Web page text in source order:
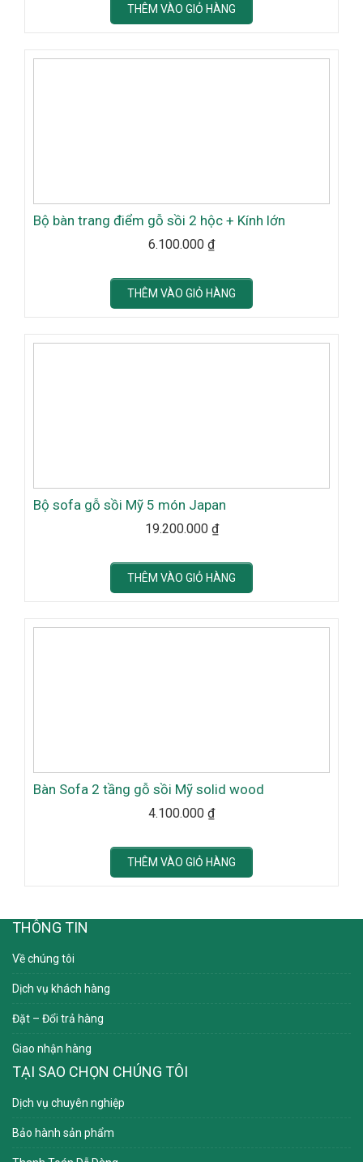
THÊM VÀO GIỎ HÀNG
Bộ bàn trang điểm gỗ sồi 2 hộc + Kính lớn
6.100.000 ₫
THÊM VÀO GIỎ HÀNG
Bộ sofa gỗ sồi Mỹ 5 món Japan
19.200.000 ₫
THÊM VÀO GIỎ HÀNG
Bàn Sofa 2 tầng gỗ sồi Mỹ solid wood
4.100.000 ₫
THÊM VÀO GIỎ HÀNG
THÔNG TIN
Về chúng tôi
Dịch vụ khách hàng
Đặt – Đổi trả hàng
Giao nhận hàng
TẠI SAO CHỌN CHÚNG TÔI
Dịch vụ chuyên nghiệp
Bảo hành sản phẩm